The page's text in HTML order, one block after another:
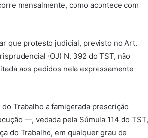
mensalmente, como acontece com
que protesto judicial, previsto no Art.
(OJ) N. 392 do TST, não
aos pedidos nela expressamente
a famigerada prescrição
—, vedada pela Súmula 114 do TST,
do Trabalho, em qualquer grau de